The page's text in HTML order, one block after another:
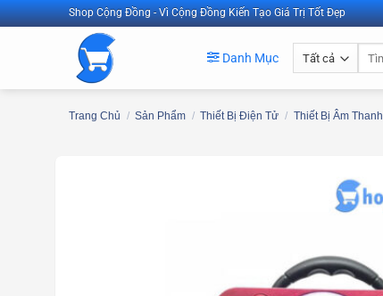
Bỏ
qua
Shop Cộng Đồng - Vì Cộng Đồng Kiến Tạo Giá Trị Tốt Đẹp
Danh Mục
Trang Chủ / Sản Phẩm / Thiết Bị Điện Tử / Thiết Bị Âm Thanh